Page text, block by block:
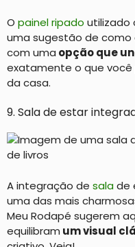
O painel ripado utilizado
uma sugestão de
com uma opção que
exatamente o que você
da casa.
9. Sala de estar
A integração de salade
uma das mais
Meu Rodapé sugerem
equilibram um visual